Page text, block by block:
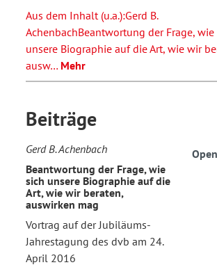
Aus dem Inhalt (u.a.):Gerd B.
AchenbachBeantwortung der Frage, wie
unsere Biographie auf die Art, wie wir
ausw… Mehr
Beiträge
Gerd B. Achenbach
Beantwortung der Frage, wie
sich unsere Biographie auf die
Art, wie wir beraten,
auswirken mag
Vortrag auf der Jubiläums-
Jahrestagung des dvb am 24.
April 2016